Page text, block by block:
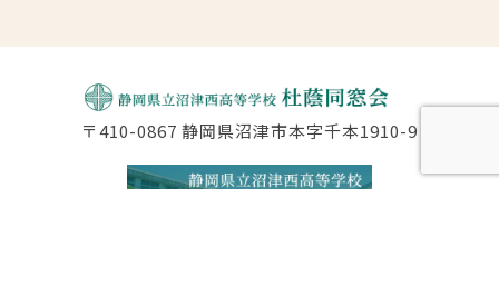
〒410-0867 静岡県沼津市本字千本1910-9